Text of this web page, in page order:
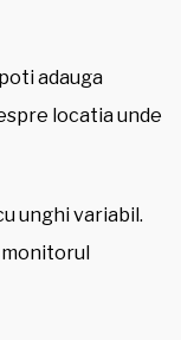
adauga
locatia unde
unghi variabil.
monitorul